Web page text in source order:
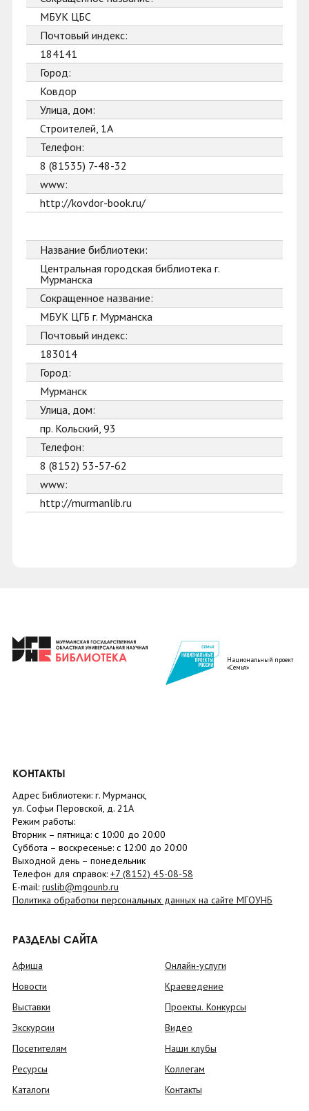
МБУК ЦБС
Почтовый индекс:
184141
Город:
Ковдор
Улица, дом:
Строителей, 1А
Телефон:
8 (81535) 7-48-32
www:
http://kovdor-book.ru/
Название библиотеки:
Центральная городская библиотека г.
Мурманска
Сокращенное название:
МБУК ЦГБ г. Мурманска
Почтовый индекс:
183014
Город:
Мурманск
Улица, дом:
пр. Кольский, 93
Телефон:
8 (8152) 53-57-62
www:
http://murmanlib.ru
Национальный проект
«Семья»
КОНТАКТЫ
Адрес Библиотеки: г. Мурманск,
ул. Софьи Перовской, д. 21А
Режим работы:
Вторник – пятница: с 10:00 до 20:00
Суббота – воскресенье: c 12:00 до 20:00
Выходной день – понедельник
Телефон для справок: +7 (8152) 45-08-58
E-mail: ruslib@mgounb.ru
Политика обработки персональных данных на сайте МГОУНБ
РАЗДЕЛЫ САЙТА
Афиша
Новости
Выставки
Экскурсии
Посетителям
Ресурсы
Каталоги
Онлайн-услуги
Краеведение
Проекты. Конкурсы
Видео
Наши клубы
Коллегам
Контакты